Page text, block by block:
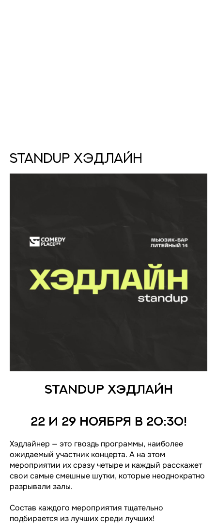
StandUp Хэдлайн
StandUp Хэдлайн
22 и 29 ноября в 20:30!
Хэдлайнер — это гвоздь программы, наиболее
ожидаемый участник концерта. А на этом
мероприятии их сразу четыре и каждый расскажет
свои самые смешные шутки, которые неоднократно
разрывали залы.
Состав каждого мероприятия тщательно
подбирается из лучших среди лучших!